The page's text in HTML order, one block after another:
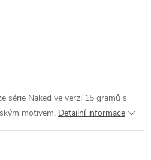
série Naked ve verzi 15 gramů s
motivem. Detailní informace